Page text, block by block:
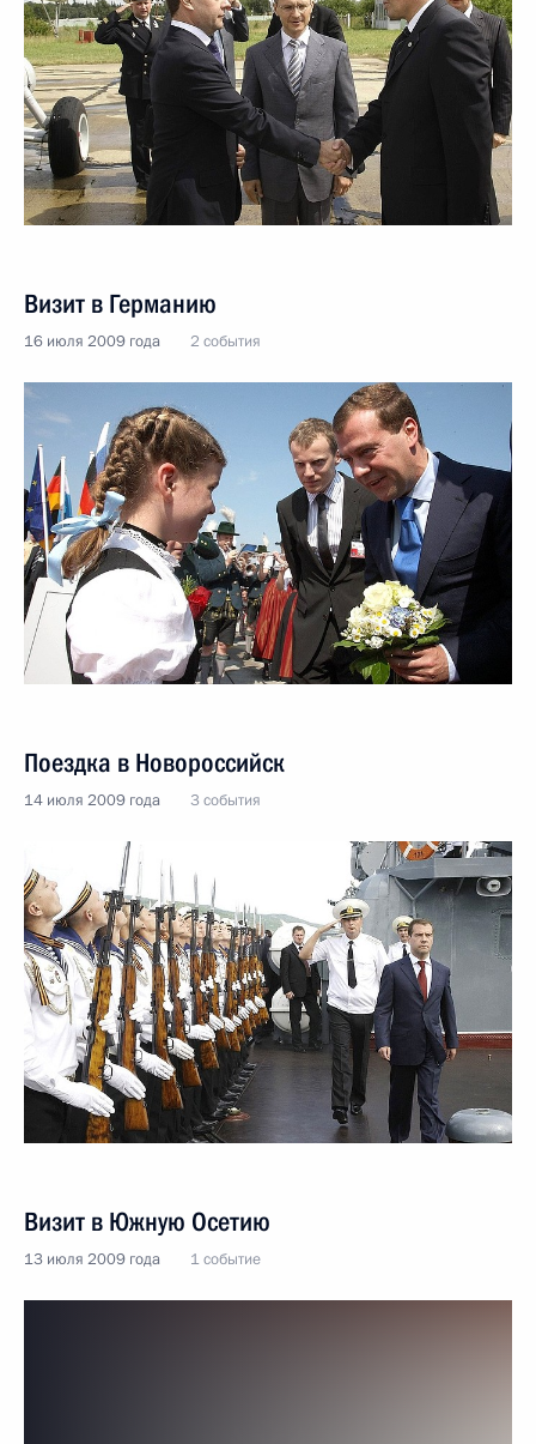
Визит в Германию
16 июля 2009 года 2 события
Поездка в Новороссийск
14 июля 2009 года 3 события
Визит в Южную Осетию
13 июля 2009 года 1 событие